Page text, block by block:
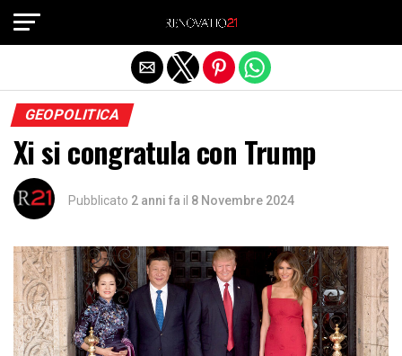
GEOPOLITICA
Xi si congratula con Trump
Pubblicato 2 anni fa il 8 Novembre 2024
Exit mobile version